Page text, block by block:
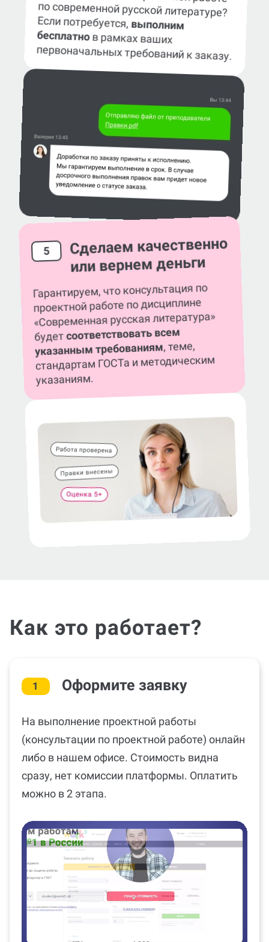
по современной русской литературе?
Если потребуется, выполним
бесплатнов рамках ваших
первоначальных требований к заказу.
5 Сделаем качественно
или вернем деньги
Гарантируем, что консультация по
проектной работе по дисциплине
«Современная русская литература»
будетсоответствовать всем
указанным требованиям, теме,
стандартам ГОСТа и методическим
указаниям.
Как это работает?
1 Оформите заявку
На выполнение проектной работы
(консультации по проектной работе) онлайн
либо в нашем офисе. Стоимость видна
сразу, нет комиссии платформы. Оплатить
можно в 2 этапа.